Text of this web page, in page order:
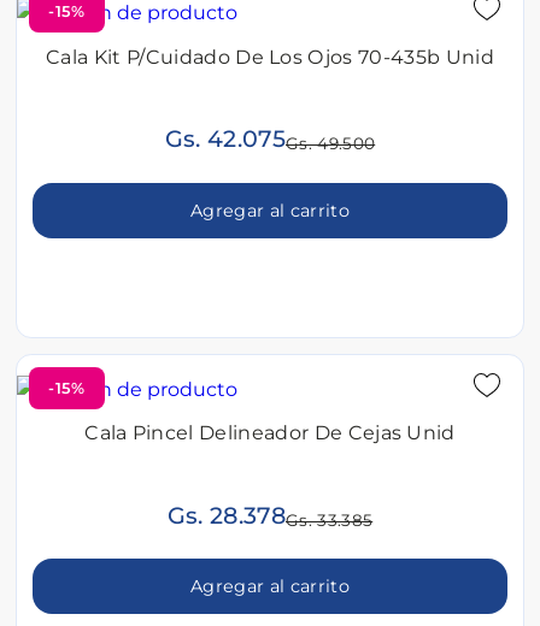
-15%
Cala Kit P/Cuidado De Los Ojos 70-435b Unid
Gs. 42.075Gs. 49.500
Agregar al carrito
-15%
Cala Pincel Delineador De Cejas Unid
Gs. 28.378Gs. 33.385
Agregar al carrito